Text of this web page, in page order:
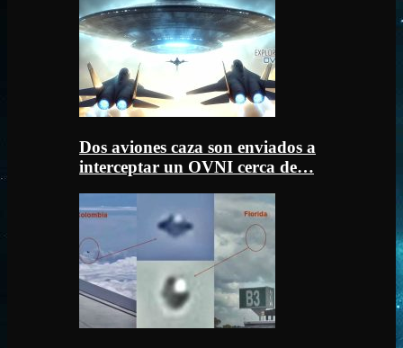
Dos aviones caza son enviados a
interceptar un OVNI cerca de…